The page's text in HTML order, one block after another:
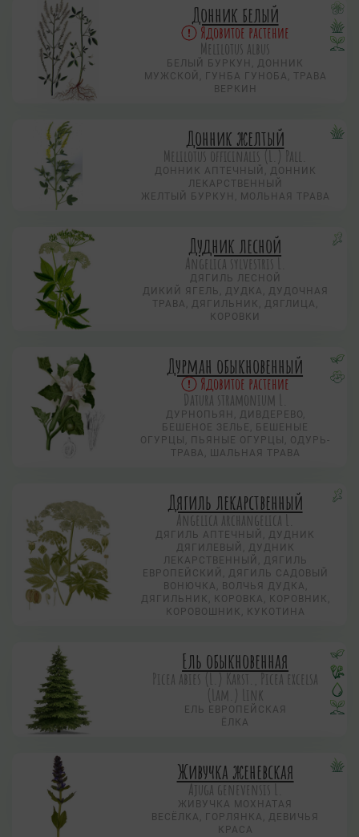
Донник белый
Ядовитое растение
Melilotus albus
БЕЛЫЙ БУРКУН, ДОННИК
МУЖСКОЙ, ГУНБА ГУНОБА, ТРАВА
ВЕРКИН
Донник желтый
Melilotus officinalis (L.) Pall.
ДОННИК АПТЕЧНЫЙ, ДОННИК
ЛЕКАРСТВЕННЫЙ
ЖЕЛТЫЙ БУРКУН, МОЛЬНАЯ ТРАВА
Дудник лесной
Angelica sylvestris L.
ДЯГИЛЬ ЛЕСНОЙ
ДИКИЙ ЯГЕЛЬ, ДУДКА, ДУДОЧНАЯ
ТРАВА, ДЯГИЛЬНИК, ДЯГЛИЦА,
КОРОВКИ
Дурман обыкновенный
Ядовитое растение
Datura stramonium L.
ДУРНОПЬЯН, ДИВДЕРЕВО,
БЕШЕНОЕ ЗЕЛЬЕ, БЕШЕНЫЕ
ОГУРЦЫ, ПЬЯНЫЕ ОГУРЦЫ, ОДУРЬ-
ТРАВА, ШАЛЬНАЯ ТРАВА
Дягиль лекарственный
Angelica archangelica L.
ДЯГИЛЬ АПТЕЧНЫЙ, ДУДНИК
ДЯГИЛЕВЫЙ, ДУДНИК
ЛЕКАРСТВЕННЫЙ, ДЯГИЛЬ
ЕВРОПЕЙСКИЙ, ДЯГИЛЬ САДОВЫЙ
ВОНЮЧКА, ВОЛЧЬЯ ДУДКА,
ДЯГИЛЬНИК, КОРОВКА, КОРОВНИК,
КОРОВОШНИК, КУКОТИНА
Ель обыкновенная
Picea abies (L.) Karst., Picea excelsa
(Lam.) Link
ЕЛЬ ЕВРОПЕЙСКАЯ
ЁЛКА
Живучка женевская
Ajuga genevensis L.
ЖИВУЧКА МОХНАТАЯ
ВЕСЁЛКА, ГОРЛЯНКА, ДЕВИЧЬЯ
КРАСА